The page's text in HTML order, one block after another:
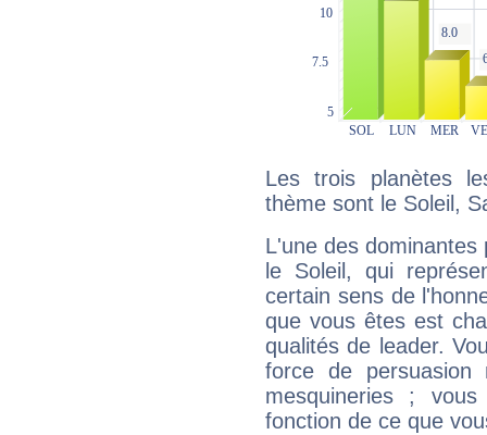
Les trois planètes
thème sont le Soleil,
L'une des
le Soleil, qui
certain sens de
que vous êtes est
qualités de leader.
force de
mesquineries ;
fonction de ce que